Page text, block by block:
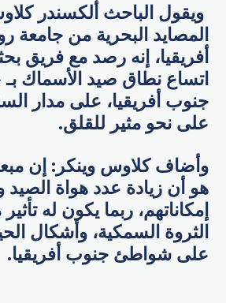
ويقول الباحث ألكسندر
المصايد البحرية من جامعة
أفريقيا، إنه رصد مع فريق
اتساع نطاق صيد الأسماك
جنوب أفريقيا، على مدار
على نحو مثير للقلق.
وأضاف كلاوس وينكر: إن
هو أن زيادة عدد هواة
إمكاناتهم، ربما يكون له
الثروة السمكية، وأشكال
على شواطئ جنوب أفريقيا.